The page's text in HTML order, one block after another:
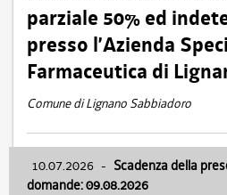
parziale 50% ed
presso l’Azienda
Farmaceutica di
Comune di Lignano Sabbiadoro
10.07.2026 - Scadenza della
domande: 09.08.2026